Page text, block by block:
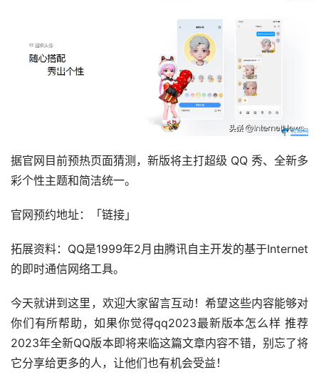
据官网目前预热页面猜测，新版将主打超级 QQ 秀、全新多
彩个性主题和简洁统一。
官网预约地址：「链接」
拓展资料：QQ是1999年2月由腾讯自主开发的基于Internet
的即时通信网络工具。
今天就讲到这里，欢迎大家留言互动！希望这些内容能够对
你们有所帮助，如果你觉得qq2023最新版本怎么样 推荐
2023年全新QQ版本即将来临这篇文章内容不错，别忘了将
它分享给更多的人，让他们也有机会受益！